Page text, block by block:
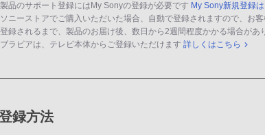
製品のサポート登録にはMy Sonyの登録が必要です My Sony新規登録
ソニーストアでご購入いただいた場合、自動で登録されますので、お
登録されるまで、製品のお届け後、数日から2週間程度かかる場合があ
ブラビアは、テレビ本体からご登録いただけます 詳しくはこちら
録方法